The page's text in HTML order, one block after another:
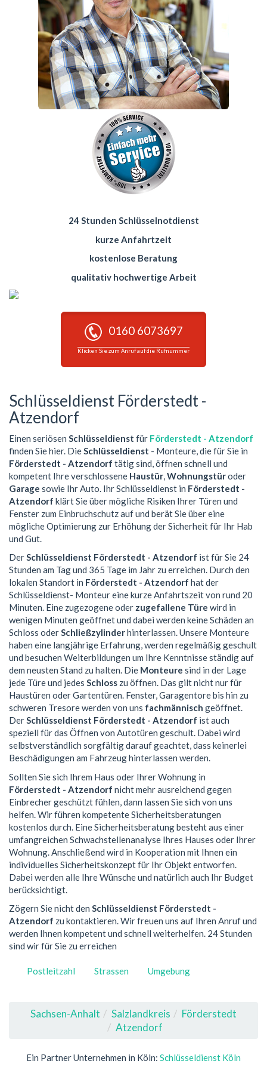
24 Stunden Schlüsselnotdienst
kurze Anfahrtzeit
kostenlose Beratung
qualitativ hochwertige Arbeit
0160 6073697
Klicken Sie zum Anruf auf die Rufnummer
Schlüsseldienst Förderstedt -
Atzendorf
Einen seriösen Schlüsseldienst für Förderstedt - Atzendorf
finden Sie hier. DieSchlüsseldienst - Monteure, die für Sie in
Förderstedt - Atzendorf tätig sind, öffnen schnell und
kompetent Ihre verschlossene Haustür,Wohnungstüroder
Garage sowie Ihr Auto. Ihr Schlüsseldienst in Förderstedt -
Atzendorf klärt Sie über mögliche Risiken Ihrer Türen und
Fenster zum Einbruchschutz auf und berät Sie über eine
mögliche Optimierung zur Erhöhung der Sicherheit für Ihr Hab
und Gut.
DerSchlüsseldienst Förderstedt - Atzendorf ist für Sie 24
Stunden am Tag und 365 Tage im Jahr zu erreichen. Durch den
lokalen Standort in Förderstedt - Atzendorf hat der
Schlüsseldienst- Monteur eine kurze Anfahrtszeit von rund 20
Minuten. Eine zugezogene oder zugefallene Türe wird in
wenigen Minuten geöffnet und dabei werden keine Schäden an
Schloss oderSchließzylinderhinterlassen. Unsere Monteure
haben eine langjährige Erfahrung, werden regelmäßig geschult
und besuchen Weiterbildungen um Ihre Kenntnisse ständig auf
dem neusten Stand zu halten. Die Monteure sind in der Lage
jede Türe und jedes Schloss zu öffnen. Das gilt nicht nur für
Haustüren oder Gartentüren. Fenster, Garagentore bis hin zu
schweren Tresore werden von uns fachmännisch geöffnet.
DerSchlüsseldienst Förderstedt - Atzendorf ist auch
speziell für das Öffnen von Autotüren geschult. Dabei wird
selbstverständlich sorgfältig darauf geachtet, dass keinerlei
Beschädigungen am Fahrzeug hinterlassen werden.
Sollten Sie sich Ihrem Haus oder Ihrer Wohnung in
Förderstedt - Atzendorf nicht mehr ausreichend gegen
Einbrecher geschützt fühlen, dann lassen Sie sich von uns
helfen. Wir führen kompetente Sicherheitsberatungen
kostenlos durch. Eine Sicherheitsberatung besteht aus einer
umfangreichen Schwachstellenanalyse Ihres Hauses oder Ihrer
Wohnung. Anschließend wird in Kooperation mit Ihnen ein
individuelles Sicherheitskonzept für Ihr Objekt entworfen.
Dabei werden alle Ihre Wünsche und natürlich auch Ihr Budget
berücksichtigt.
Zögern Sie nicht den Schlüsseldienst Förderstedt -
Atzendorf zu kontaktieren. Wir freuen uns auf Ihren Anruf und
werden Ihnen kompetent und schnell weiterhelfen. 24 Stunden
sind wir für Sie zu erreichen
Postleitzahl Strassen Umgebung
Sachsen-Anhalt Salzlandkreis
Förderstedt
Atzendorf
Ein Partner Unternehmen in Köln: Schlüsseldienst Köln